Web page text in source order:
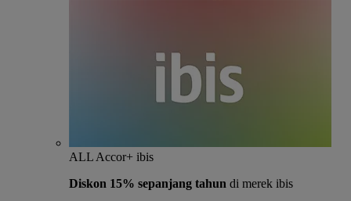
ALL Accor+ ibis
Diskon 15% sepanjang tahun di merek ibis